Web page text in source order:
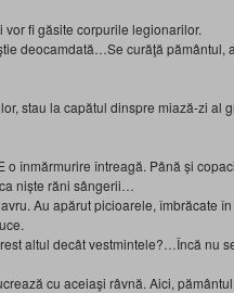
fi găsite corpurile legionarilor.
deocamdată…Se curăţă pământul,
stau la capătul dinspre miază-zi al
o înmărmurire întreagă. Până şi
nişte răni sângerii…
Au apărut picioarele, îmbrăcate
altul decât vestmintele?…Încă nu
cu aceiaşi râvnă. Aici,